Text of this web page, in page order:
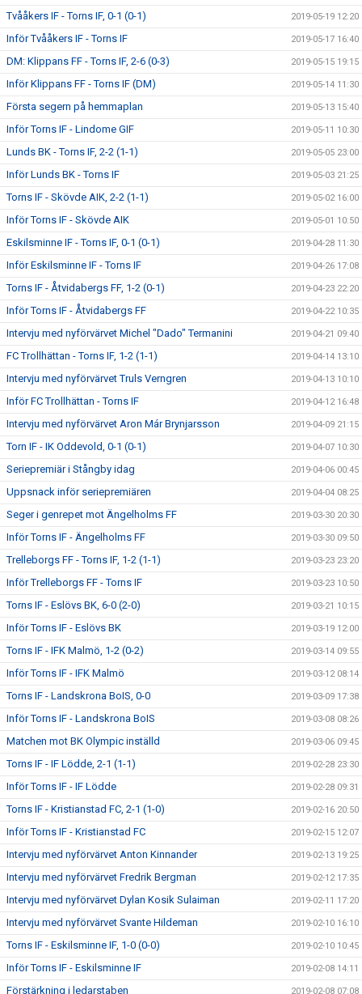
Tvååkers IF - Torns IF, 0-1 (0-1) 2019-05-19 12:20
Inför Tvååkers IF - Torns IF 2019-05-17 16:40
DM: Klippans FF - Torns IF, 2-6 (0-3) 2019-05-15 19:15
Inför Klippans FF - Torns IF (DM) 2019-05-14 11:30
Första segern på hemmaplan 2019-05-13 15:40
Inför Torns IF - Lindome GIF 2019-05-11 10:30
Lunds BK - Torns IF, 2-2 (1-1) 2019-05-05 23:00
Inför Lunds BK - Torns IF 2019-05-03 21:25
Torns IF - Skövde AIK, 2-2 (1-1) 2019-05-02 16:00
Inför Torns IF - Skövde AIK 2019-05-01 10:50
Eskilsminne IF - Torns IF, 0-1 (0-1) 2019-04-28 11:30
Inför Eskilsminne IF - Torns IF 2019-04-26 17:08
Torns IF - Åtvidabergs FF, 1-2 (0-1) 2019-04-23 22:20
Inför Torns IF - Åtvidabergs FF 2019-04-22 10:35
Intervju med nyförvärvet Michel "Dado" Termanini 2019-04-21 09:40
FC Trollhättan - Torns IF, 1-2 (1-1) 2019-04-14 13:10
Intervju med nyförvärvet Truls Verngren 2019-04-13 10:10
Inför FC Trollhättan - Torns IF 2019-04-12 16:48
Intervju med nyförvärvet Aron Már Brynjarsson 2019-04-09 21:15
Torn IF - IK Oddevold, 0-1 (0-1) 2019-04-07 10:30
Seriepremiär i Stångby idag 2019-04-06 00:45
Uppsnack inför seriepremiären 2019-04-04 08:25
Seger i genrepet mot Ängelholms FF 2019-03-30 20:30
Inför Torns IF - Ängelholms FF 2019-03-30 09:50
Trelleborgs FF - Torns IF, 1-2 (1-1) 2019-03-23 23:20
Inför Trelleborgs FF - Torns IF 2019-03-23 10:50
Torns IF - Eslövs BK, 6-0 (2-0) 2019-03-21 10:15
Inför Torns IF - Eslövs BK 2019-03-19 12:00
Torns IF - IFK Malmö, 1-2 (0-2) 2019-03-14 09:55
Inför Torns IF - IFK Malmö 2019-03-12 08:14
Torns IF - Landskrona BoIS, 0-0 2019-03-09 17:38
Inför Torns IF - Landskrona BoIS 2019-03-08 08:26
Matchen mot BK Olympic inställd 2019-03-06 09:45
Torns IF - IF Lödde, 2-1 (1-1) 2019-02-28 23:30
Inför Torns IF - IF Lödde 2019-02-28 09:31
Torns IF - Kristianstad FC, 2-1 (1-0) 2019-02-16 20:50
Inför Torns IF - Kristianstad FC 2019-02-15 12:07
Intervju med nyförvärvet Anton Kinnander 2019-02-13 19:25
Intervju med nyförvärvet Fredrik Bergman 2019-02-12 17:35
Intervju med nyförvärvet Dylan Kosik Sulaiman 2019-02-11 17:20
Intervju med nyförvärvet Svante Hildeman 2019-02-10 16:10
Torns IF - Eskilsminne IF, 1-0 (0-0) 2019-02-10 10:45
Inför Torns IF - Eskilsminne IF 2019-02-08 14:11
Förstärkning i ledarstaben 2019-02-08 07:08